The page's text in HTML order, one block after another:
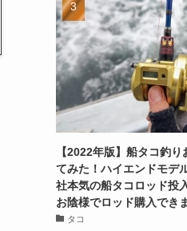
【2022年版】船タコ釣
てみた！ハイエンドモデ
社本気の船タコロッド投
お陰様でロッド購入でき
タコ